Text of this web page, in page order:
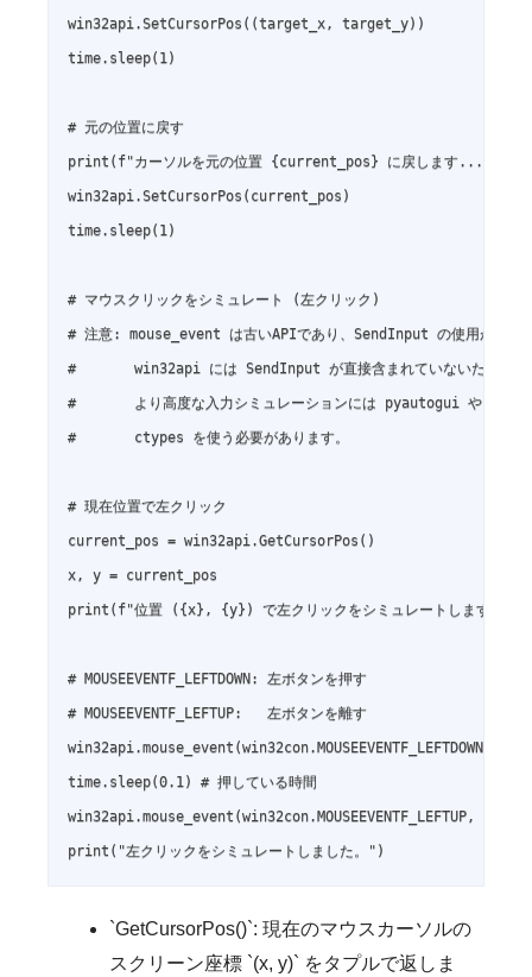
win32api.SetCursorPos((target_x, target_y))
time.sleep(1)
# 元の位置に戻す
print(f"カーソルを元の位置 {current_pos} に戻します...")
win32api.SetCursorPos(current_pos)
time.sleep(1)
# マウスクリックをシミュレート (左クリック)
# 注意: mouse_event は古いAPIであり、SendInput の使用が推奨
#       win32api には SendInput が直接含まれていないため、こ
#       より高度な入力シミュレーションには pyautogui や
#       ctypes を使う必要があります。
# 現在位置で左クリック
current_pos = win32api.GetCursorPos()
x, y = current_pos
print(f"位置 ({x}, {y}) で左クリックをシミュレートします...")
# MOUSEEVENTF_LEFTDOWN: 左ボタンを押す
# MOUSEEVENTF_LEFTUP:   左ボタンを離す
win32api.mouse_event(win32con.MOUSEEVENTF_LEFTDOWN,
time.sleep(0.1) # 押している時間
win32api.mouse_event(win32con.MOUSEEVENTF_LEFTUP, x,
`GetCursorPos()`: 現在のマウスカーソルの
スクリーン座標 `(x, y)` をタプルで返しま